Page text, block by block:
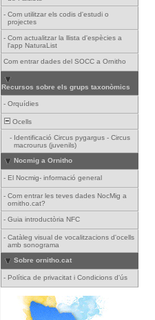
- Com utilitzar els codis d'estudi o
projectes
- Com actualitzar la llista d'espècies a
l'app NaturaList
Com entrar dades del SOCC a Ornitho
Recursos sobre els grups taxonòmics
- Orquídies
Ocells
- Identificació Circus pygargus - Circus
macrourus (juvenils)
Nocmig a Ornitho
- El Nocmig- informació general
- Com entrar les teves dades NocMig a
ornitho.cat?
- Guia introductòria NFC
- Catàleg visual de vocalitzacions d'ocells
amb sonograma
Sobre ornitho.cat
- Política de privacitat i Condicions d'ús